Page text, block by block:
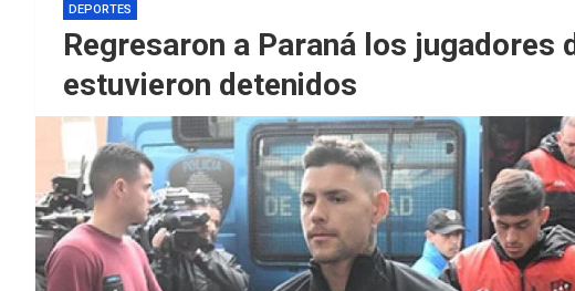
DEPORTES
Regresaron a Paraná los jugadores
estuvieron detenidos